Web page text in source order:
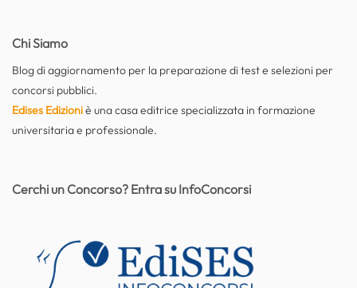
Chi Siamo
Blog di aggiornamento per la preparazione di test e selezioni per
concorsi pubblici.
Edises Edizioniè una casa editrice specializzata in formazione
universitaria e professionale.
Cerchi un Concorso? Entra su InfoConcorsi